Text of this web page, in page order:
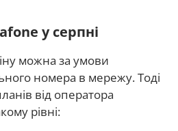
у серпні
можна за умови
номера в мережу. Тоді
від оператора
рівні: